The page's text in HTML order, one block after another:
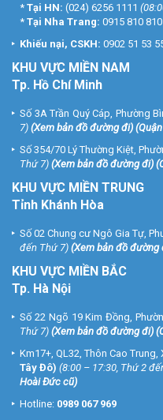
* Tại HN: (024) 6256 1111
* Tại Nha Trang: 0915 810 810
Khiếu nại, CSKH: 0902 51 53
KHU VỰC MIỀN NAM
Tp. Hồ Chí Minh
Số 3A Trần Quý Cáp, Phường
7) (Xem bản đồ đường đi)
Số 354/70 Lý Thường Kiệt,
Thứ 7) (Xem bản đồ đường đi)
KHU VỰC MIỀN TRUNG
Tỉnh Khánh Hòa
Số 02 Chung cư Ngô Gia Tự,
đến Thứ 7) (Xem bản đồ đường
KHU VỰC MIỀN BẮC
Tp. Hà Nội
Số 22 Ngõ 19 Kim Đồng,
Thứ 7) (Xem bản đồ đường đi)
Km17+, QL32, Thôn Cao
Tây Đô) (8:00 – 17:30, Thứ 2
Hoài Đức cũ)
Hotline: 0989 067 969